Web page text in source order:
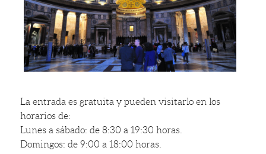
La entrada es gratuita y pueden visitarlo en los
horarios de:
Lunes a sábado: de 8:30 a 19:30 horas.
Domingos: de 9:00 a 18:00 horas.